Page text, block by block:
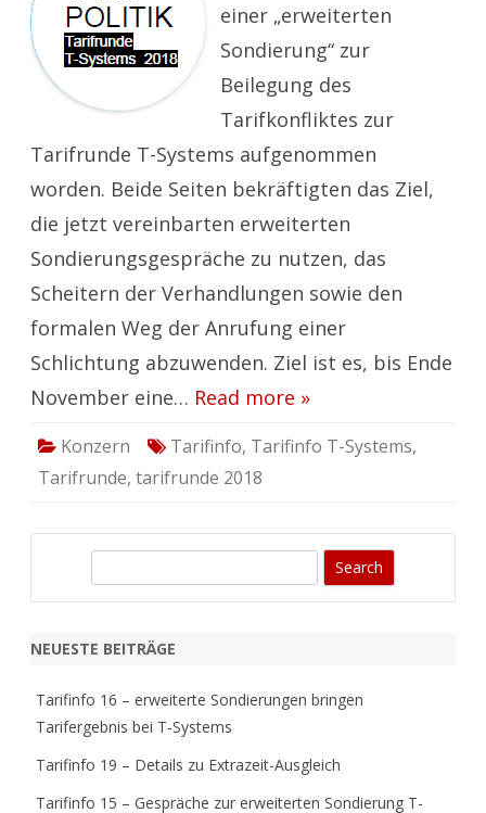
Systems
einer „erweiterten
Sondierung“ zur
Beilegung des
Tarifkonfliktes zur
Tarifrunde T-Systems aufgenommen
worden. Beide Seiten bekräftigten das Ziel,
die jetzt vereinbarten erweiterten
Sondierungsgespräche zu nutzen, das
Scheitern der Verhandlungen sowie den
formalen Weg der Anrufung einer
Schlichtung abzuwenden. Ziel ist es, bis Ende
November eine… Read more »
Konzern Tarifinfo, Tarifinfo T-Systems,
Tarifrunde, tarifrunde 2018
r
h
NEUESTE BEITRÄGE
Tarifinfo 16 – erweiterte Sondierungen bringen
Tarifergebnis bei T-Systems
Tarifinfo 19 – Details zu Extrazeit-Ausgleich
Tarifinfo 15 – Gespräche zur erweiterten Sondierung T-